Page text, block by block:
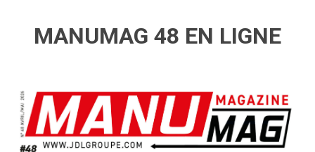
MANUMAG 48 EN LIGNE